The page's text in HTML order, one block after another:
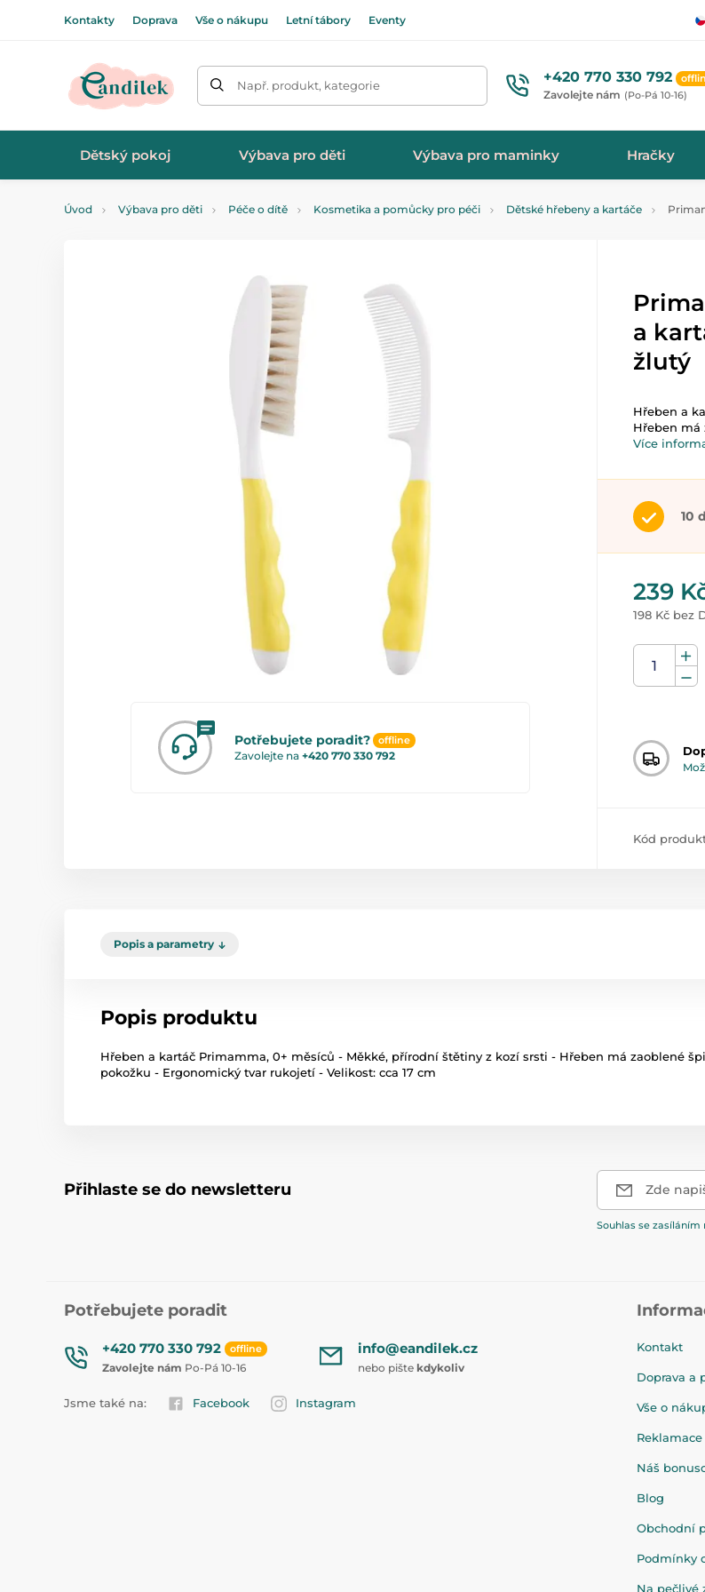
Kontakty Doprava Vše o nákupu Letní tábory Eventy
Např. produkt, kategorie +420 770 330 792
Zavolejte nám (Po-Pá 10-16)
Dětský pokoj Výbava pro děti Výbava pro maminky Hračky
Úvod Výbava pro děti Péče o dítě Kosmetika a pomůcky pro péči Dětské hřebeny a kartáče
Potřebujete poradit? offline
Zavolejte na +420 770 330 792
a
žlutý
Hřeben a
Hřeben má
Více
10
239
198 Kč bez
Kód
Popis a parametry
Popis produktu
Hřeben a kartáč Primamma, 0+ měsíců - Měkké, přírodní štětiny z kozí srsti - Hřeben má zaoblené
pokožku - Ergonomický tvar rukojetí - Velikost: cca 17 cm
Přihlaste se do newsletteru Zde
Souhlas se
Potřebujete poradit
+420 770 330 792 offline
Zavolejte nám Po-Pá 10-16
info@eandilek.cz
nebo pište kdykoliv
Jsme také na: Facebook Instagram
Kontakt
Doprava a
Vše o
Náš
Blog
Obchodní
Podmínky
Na pečlivé